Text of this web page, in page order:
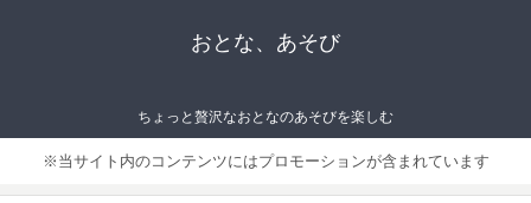
おとな、あそび
ちょっと贅沢なおとなのあそびを楽しむ
※当サイト内のコンテンツにはプロモーションが含まれています